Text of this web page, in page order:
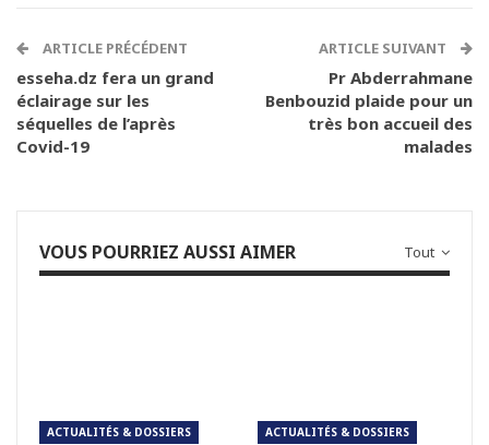
ARTICLE PRÉCÉDENT
esseha.dz fera un grand
éclairage sur les
séquelles de l’après
Covid-19
ARTICLE SUIVANT
Pr Abderrahmane
Benbouzid plaide pour un
très bon accueil des
malades
Tout
VOUS POURRIEZ AUSSI AIMER
ACTUALITÉS & DOSSIERS ACTUALITÉS & DOSSIERS